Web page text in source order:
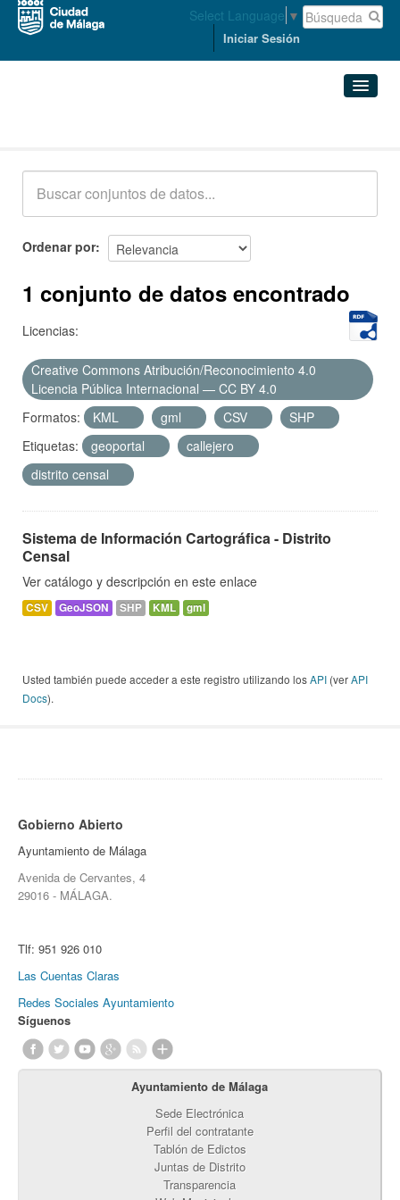
Select Language ▼
Iniciar Sesión
Acerca de
Ordenar por
1 conjunto de datos encontrado
Licencias:
Creative Commons Atribución/Reconocimiento 4.0
Licencia Pública Internacional — CC BY 4.0
Formatos:
KML gml CSV
SHP
Etiquetas:
geoportal
callejero
distrito censal
Sistema de Información Cartográfica - Distrito
Censal
Ver catálogo y descripción en este enlace
CSV GeoJSON SHP KML gml
Usted también puede acceder a este registro utilizando losAPI (verAPI
Docs).
Gobierno Abierto
Ayuntamiento de Málaga
Avenida de Cervantes, 4
29016 - MÁLAGA.
Tlf: 951 926 010
Las Cuentas Claras
Redes Sociales Ayuntamiento
Síguenos
Ayuntamiento de Málaga
Sede Electrónica
Perfil del contratante
Tablón de Edictos
Juntas de Distrito
Transparencia